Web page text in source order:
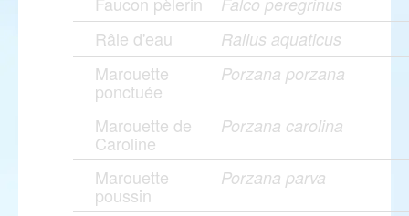
Râle d'eau Rallus aquaticus
Marouette
ponctuée
Porzana porzana
Marouette de
Caroline
Porzana carolina
Marouette
poussin
Porzana parva